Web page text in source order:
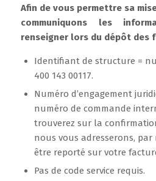
Afin de vous permettre sa
communiquons les
renseigner lors du dépôt des
Identifiant de structure =
400 143 00117.
Numéro d’engagement
numéro de commande
trouverez sur la
nous vous adresserons, par
être reporté sur votre
Pas de code service requis.